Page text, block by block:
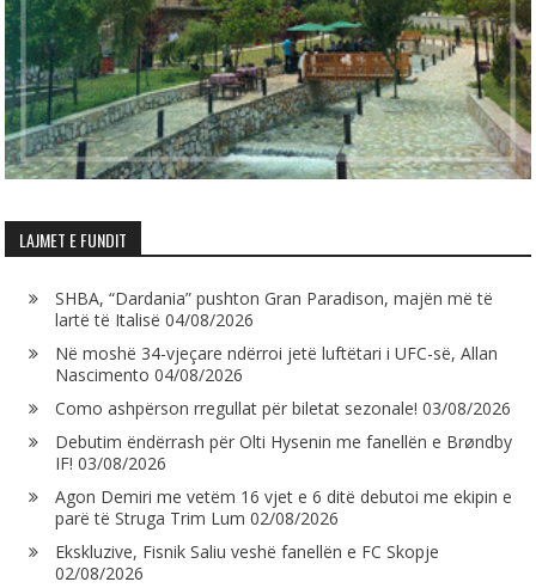
LAJMET E FUNDIT
SHBA, “Dardania” pushton Gran Paradison, majën më të
lartë të Italisë 04/08/2026
Në moshë 34-vjeçare ndërroi jetë luftëtari i UFC-së, Allan
Nascimento 04/08/2026
Como ashpërson rregullat për biletat sezonale! 03/08/2026
Debutim ëndërrash për Olti Hysenin me fanellën e Brøndby
IF! 03/08/2026
Agon Demiri me vetëm 16 vjet e 6 ditë debutoi me ekipin e
parë të Struga Trim Lum 02/08/2026
Ekskluzive, Fisnik Saliu veshë fanellën e FC Skopje
02/08/2026